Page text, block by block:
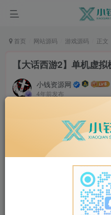
首页 网站源码 游戏源码 正文
【大话西游2】单机虚
小钱资源网
4年前发布